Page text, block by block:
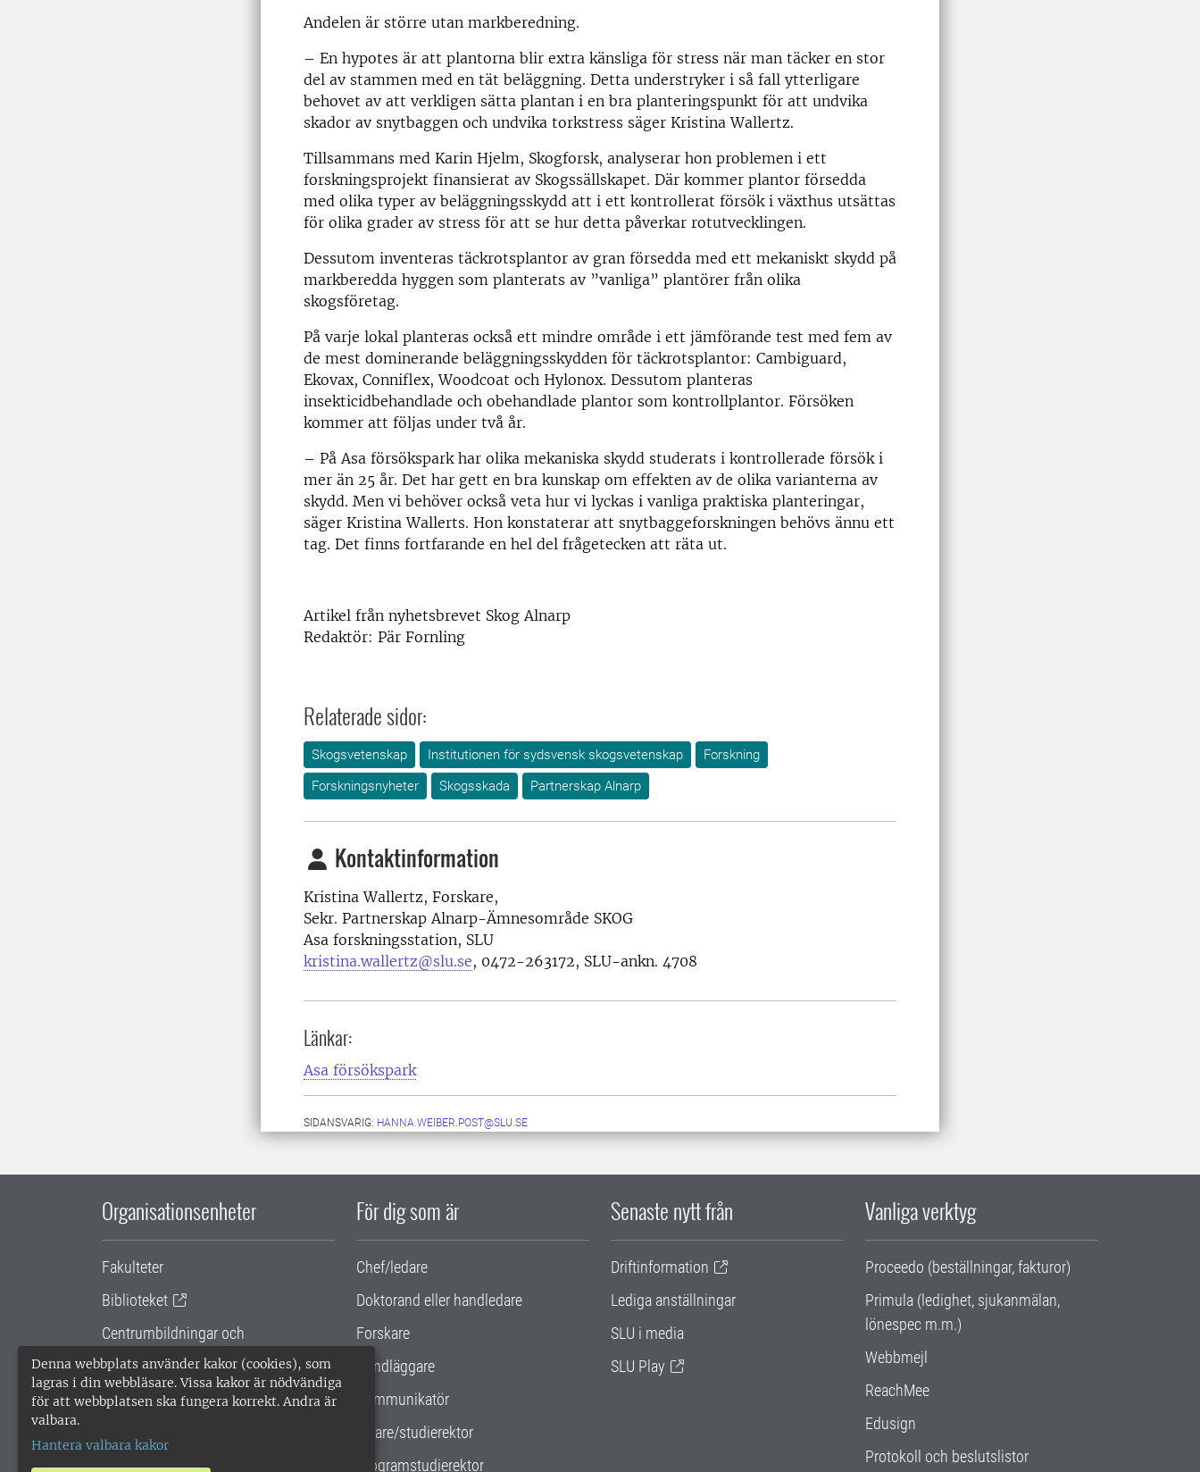
Denna webbplats använder kakor (cookies), som
lagras i din webbläsare. Vissa kakor är nödvändiga
för att webbplatsen ska fungera korrekt. Andra är
valbara.
Hantera valbara kakor
Andelen är större utan markberedning.
– En hypotes är att plantorna blir extra känsliga för stress när man täcker en stor
del av stammen med en tät beläggning. Detta understryker i så fall ytterligare
behovet av att verkligen sätta plantan i en bra planteringspunkt för att undvika
skador av snytbaggen och undvika torkstress säger Kristina Wallertz.
Tillsammans med Karin Hjelm, Skogforsk, analyserar hon problemen i ett
forskningsprojekt finansierat av Skogssällskapet. Där kommer plantor försedda
med olika typer av beläggningsskydd att i ett kontrollerat försök i växthus utsättas
för olika grader av stress för att se hur detta påverkar rotutvecklingen.
Dessutom inventeras täckrotsplantor av gran försedda med ett mekaniskt skydd på
markberedda hyggen som planterats av ”vanliga” plantörer från olika
skogsföretag.
På varje lokal planteras också ett mindre område i ett jämförande test med fem av
de mest dominerande beläggningsskydden för täckrotsplantor: Cambiguard,
Ekovax, Conniflex, Woodcoat och Hylonox. Dessutom planteras
insekticidbehandlade och obehandlade plantor som kontrollplantor. Försöken
kommer att följas under två år.
– På Asa försökspark har olika mekaniska skydd studerats i kontrollerade försök i
mer än 25 år. Det har gett en bra kunskap om effekten av de olika varianterna av
skydd. Men vi behöver också veta hur vi lyckas i vanliga praktiska planteringar,
säger Kristina Wallerts. Hon konstaterar att snytbaggeforskningen behövs ännu ett
tag. Det finns fortfarande en hel del frågetecken att räta ut.
Artikel från nyhetsbrevet Skog Alnarp
Redaktör: Pär Fornling
Relaterade sidor:
Skogsvetenskap Institutionen för sydsvensk skogsvetenskap
Forskning
Forskningsnyheter
Skogsskada Partnerskap Alnarp
Kontaktinformation
Kristina Wallertz, Forskare,
Sekr. Partnerskap Alnarp-Ämnesområde SKOG
Asa forskningsstation, SLU
kristina.wallertz@slu.se, 0472-263172, SLU-ankn. 4708
Länkar:
Asa försökspark
SIDANSVARIG: HANNA.WEIBER.POST@SLU.SE
Organisationsenheter
Fakulteter
Biblioteket
Centrumbildningar och
samarbetsprojekt
Gemensamma verksamhetsstödet
För dig som är
Chef/ledare
Doktorand eller handledare
Forskare
Handläggare
Kommunikatör
Lärare/studierektor
Programstudierektor
Senaste nytt från
Driftinformation
Lediga anställningar
SLU i media
SLU Play
Vanliga verktyg
Proceedo (beställningar, fakturor)
Primula (ledighet, sjukanmälan,
lönespec m.m.)
Webbmejl
ReachMee
Edusign
Protokoll och beslutslistor